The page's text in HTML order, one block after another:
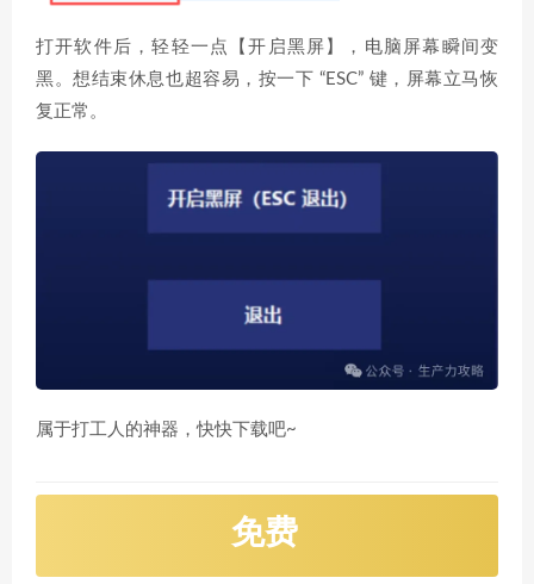
打开软件后，轻轻一点【开启黑屏】，电脑屏幕瞬间变
黑。想结束休息也超容易，按一下 “ESC” 键，屏幕立马恢
复正常。
属于打工人的神器，快快下载吧~
免费